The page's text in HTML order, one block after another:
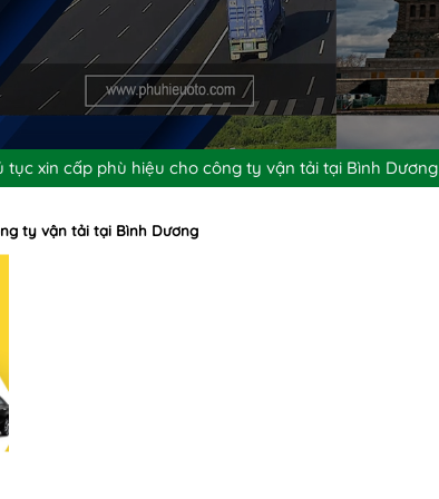
tục xin cấp phù hiệu cho công ty vận tải tại Bình Dương
ty vận tải tại Bình Dương